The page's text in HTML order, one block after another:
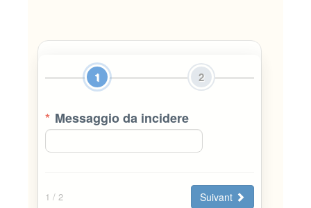
1 2
* Messaggio da incidere
1 / 2 Suivant